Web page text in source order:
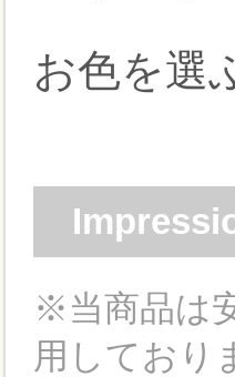
お色を選
※当商品は
用しており